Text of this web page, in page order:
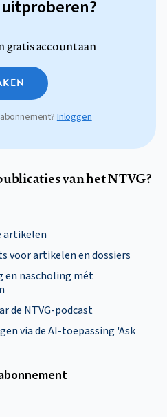
uitproberen?
gratis account aan
Inloggen
van het NTVG?
artikelen
voor artikelen en dossiers
en nascholing mét
de NTVG-podcast
via de AI-toepassing 'Ask